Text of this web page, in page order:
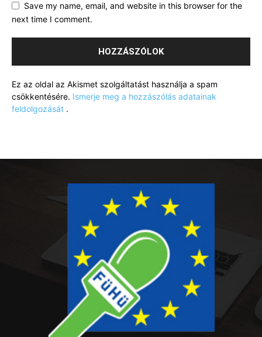
Save my name, email, and website in this browser for the
next time I comment.
Ez az oldal az Akismet szolgáltatást használja a spam
csökkentésére. Ismerje meg a hozzászólás adatainak
feldolgozását .